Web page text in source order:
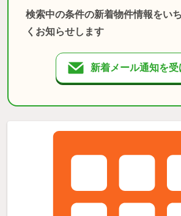
検索中の条件の新着物件情報をい
くお知らせします
新着メール通知を受